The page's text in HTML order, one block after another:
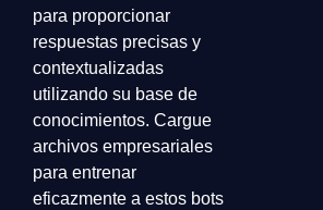
para proporcionar
respuestas precisas y
contextualizadas
utilizando su base de
conocimientos. Cargue
archivos empresariales
para entrenar
eficazmente a estos bots